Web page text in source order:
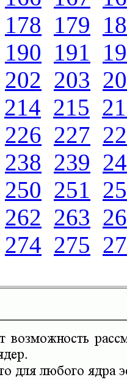
178 179
190 191
202 203
214 215
226 227
238 239
250 251
262 263
274 275